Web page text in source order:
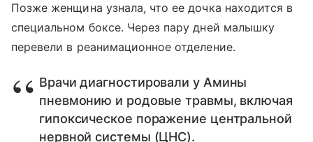
Позже женщина узнала, что ее дочка находится в
специальном боксе. Через пару дней малышку
перевели в реанимационное отделение.
Врачи диагностировали у Амины
пневмонию и родовые травмы, включая
гипоксическое поражение центральной
нервной системы (ЦНС).